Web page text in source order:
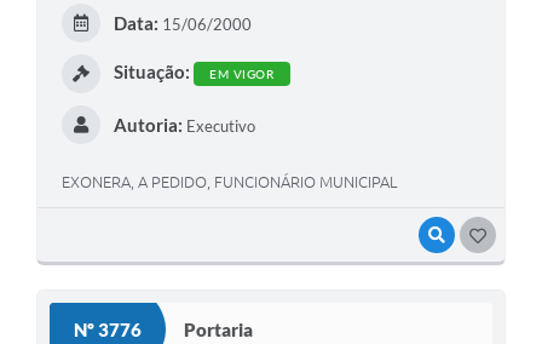
VISUALIZAR
Data: 15/06/2000
Situação: EM VIGOR
Autoria: Executivo
EXONERA, A PEDIDO, FUNCIONÁRIO MUNICIPAL
Nº 3776 Portaria